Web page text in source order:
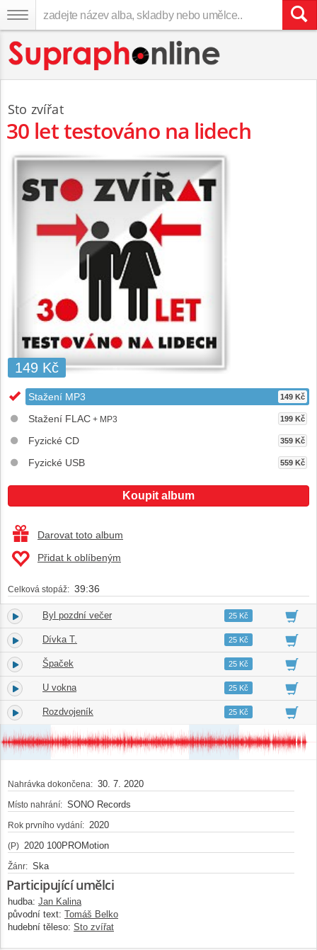
Sto zvířat
30 let testováno na lidech
149 Kč
Stažení MP3 149 Kč
Stažení FLAC + MP3 199 Kč
Fyzické CD 359 Kč
Fyzické USB 559 Kč
Koupit album
Darovat toto album
Přidat k oblíbeným
Celková stopáž: 39:36
1. Byl pozdní večer 03:0225 Kč
2. Dívka T. 02:5125 Kč
3. Špaček 03:3025 Kč
4. U vokna 03:1525 Kč
5. Rozdvojeník 03:0925 Kč
Nahrávka dokončena: 30. 7. 2020
Místo nahrání: SONO Records
Rok prvního vydání: 2020
(P) 2020 100PROMotion
Žánr: Ska
Participující umělci
hudba: Jan Kalina
původní text: Tomáš Belko
hudební těleso: Sto zvířat